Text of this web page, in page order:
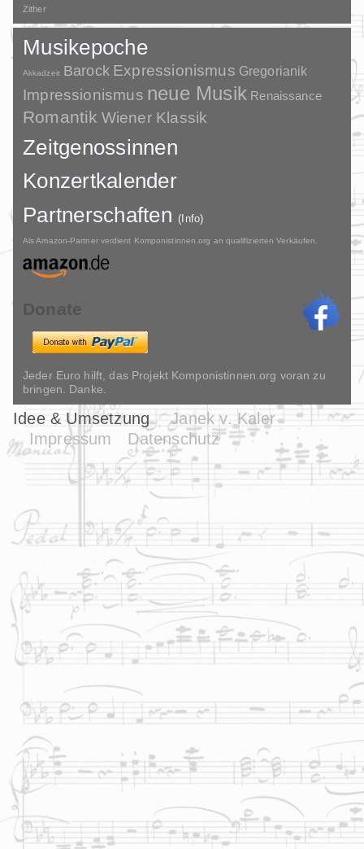
Zither
Musikepoche
Akkadzeit Barock Expressionismus Gregorianik
Impressionismus neue Musik Renaissance
Romantik Wiener Klassik
Zeitgenossinnen
Konzertkalender
Partnerschaften(Info)
Als Amazon-Partner verdient Komponistinnen.org an qualifizierten Verkäufen.
Donate
Jeder Euro hilft, das Projekt Komponistinnen.org voran zu
bringen. Danke.
Idee & Umsetzung
Janek v. Kaler
Impressum
Datenschutz